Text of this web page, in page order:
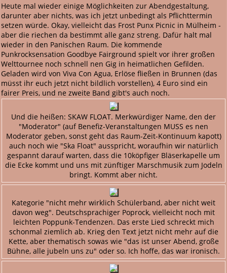
Heute mal wieder einige Möglichkeiten zur Abendgestaltung,
darunter aber nichts, was ich jetzt unbedingt als Pflichttermin
setzen würde. Okay, vielleicht das Frost Punx Picnic in Mülheim -
aber die riechen da bestimmt alle ganz streng. Dafür halt mal
wieder in den Panischen Raum. Die kommende
Punkrocksensation Goodbye Fairground spielt vor ihrer großen
Welttournee noch schnell nen Gig in heimatlichen Gefilden.
Geladen wird von Viva Con Agua, Erlöse fließen in Brunnen (das
müsst ihr euch jetzt nicht bildlich vorstellen), 4 Euro sind ein
fairer Preis, und ne zweite Band gibt's auch noch.
Und die heißen: SKAW FLOAT. Merkwürdiger Name, den der
"Moderator" (auf Benefiz-Veranstaltungen MUSS es nen
Moderator geben, sonst geht das Raum-Zeit-Kontinuum kapott)
auch noch wie "Ska Float" ausspricht, woraufhin wir natürlich
gespannt darauf warten, dass die 10köpfiger Bläserkapelle um
die Ecke kommt und uns mit zünftiger Marschmusik zum Jodeln
bringt. Kommt aber nicht.
Kategorie "nicht mehr wirklich Schülerband, aber nicht weit
davon weg". Deutschsprachiger Poprock, vielleicht noch mit
leichten Poppunk-Tendenzen. Das erste Lied schreckt mich
schonmal ziemlich ab. Krieg den Text jetzt nicht mehr auf die
Kette, aber thematisch sowas wie "das ist unser Abend, große
Bühne, alle jubeln uns zu" oder so. Ich hoffe, das war ironisch.